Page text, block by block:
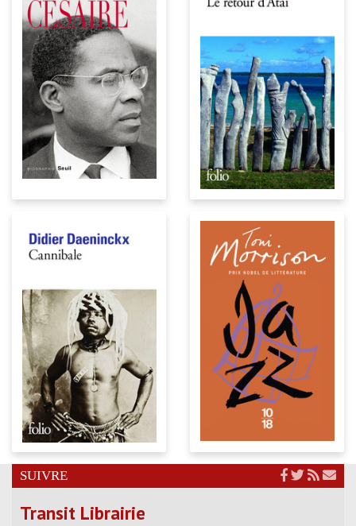
SUIVRE
Transit Librairie